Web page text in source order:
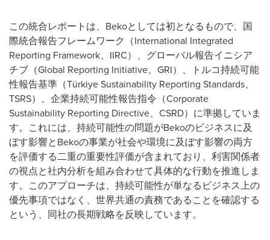
この統合レポートは、Bekoとしては初となるもので、国
際統合報告フレームワーク（International Integrated
Reporting Framework、IIRC）、グローバル報告イニシア
チブ（Global Reporting Initiative、GRI）、トルコ持続可能
性報告基準（Türkiye Sustainability Reporting Standards、
TSRS）、企業持続可能性報告指令（Corporate
Sustainability Reporting Directive、CSRD）に準拠していま
す。これには、持続可能性の問題がBekoのビジネスに及
ぼす影響とBekoの事業が社会や環境に及ぼす影響の両方
を評価する二重の重要性評価が含まれており、利害関係者
の視点と社内分析を組み合わせて具体的な行動を推進しま
す。このアプローチは、持続可能性が単なるビジネス上の
優先事項ではなく、世界共通の責務であることを確認する
という、同社の長期戦略を反映しています。